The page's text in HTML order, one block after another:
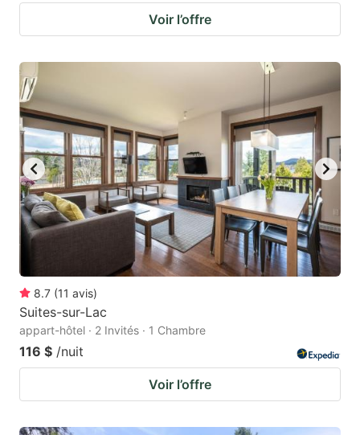
Voir l’offre
8.7 (11 avis)
Suites-sur-Lac
appart-hôtel · 2 Invités · 1 Chambre
116 $ /nuit
Voir l’offre